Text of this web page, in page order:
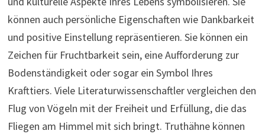
können auch persönliche Eigenschaften wie Dankbarkeit
und positive Einstellung repräsentieren. Sie können ein
Zeichen für Fruchtbarkeit sein, eine Aufforderung zur
Bodenständigkeit oder sogar ein Symbol Ihres
Krafttiers. Viele Literaturwissenschaftler vergleichen den
Flug von Vögeln mit der Freiheit und Erfüllung, die das
Fliegen am Himmel mit sich bringt. Truthähne können